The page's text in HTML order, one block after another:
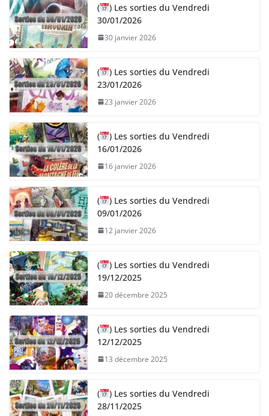
(
) Les sorties du Vendredi
30/01/2026
30 janvier 2026
(
) Les sorties du Vendredi
23/01/2026
23 janvier 2026
(
) Les sorties du Vendredi
16/01/2026
16 janvier 2026
(
) Les sorties du Vendredi
09/01/2026
12 janvier 2026
(
) Les sorties du Vendredi
19/12/2025
20 décembre 2025
(
) Les sorties du Vendredi
12/12/2025
13 décembre 2025
(
) Les sorties du Vendredi
28/11/2025